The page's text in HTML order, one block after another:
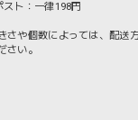
ト：一律198円
さや個数によっては、配送
さい。